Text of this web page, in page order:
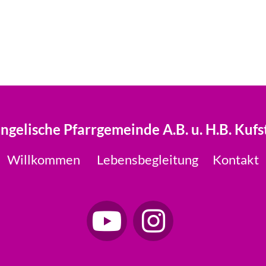
Pfarrgemeinde A.B. u. H.B.
Willkommen Lebensbegleitung Kontakt